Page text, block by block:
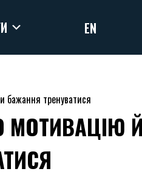
EN
бажання тренуватися
МОТИВАЦІЮ